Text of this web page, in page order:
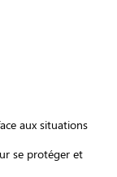
aux situations
se protéger et